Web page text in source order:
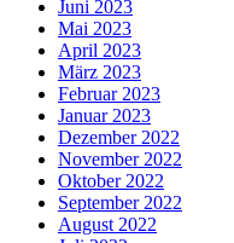
Juni 2023
Mai 2023
April 2023
März 2023
Februar 2023
Januar 2023
Dezember 2022
November 2022
Oktober 2022
September 2022
August 2022